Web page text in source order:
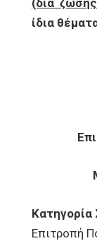
(δια ζώσης
ίδια
Κατηγορία
Επιτροπή